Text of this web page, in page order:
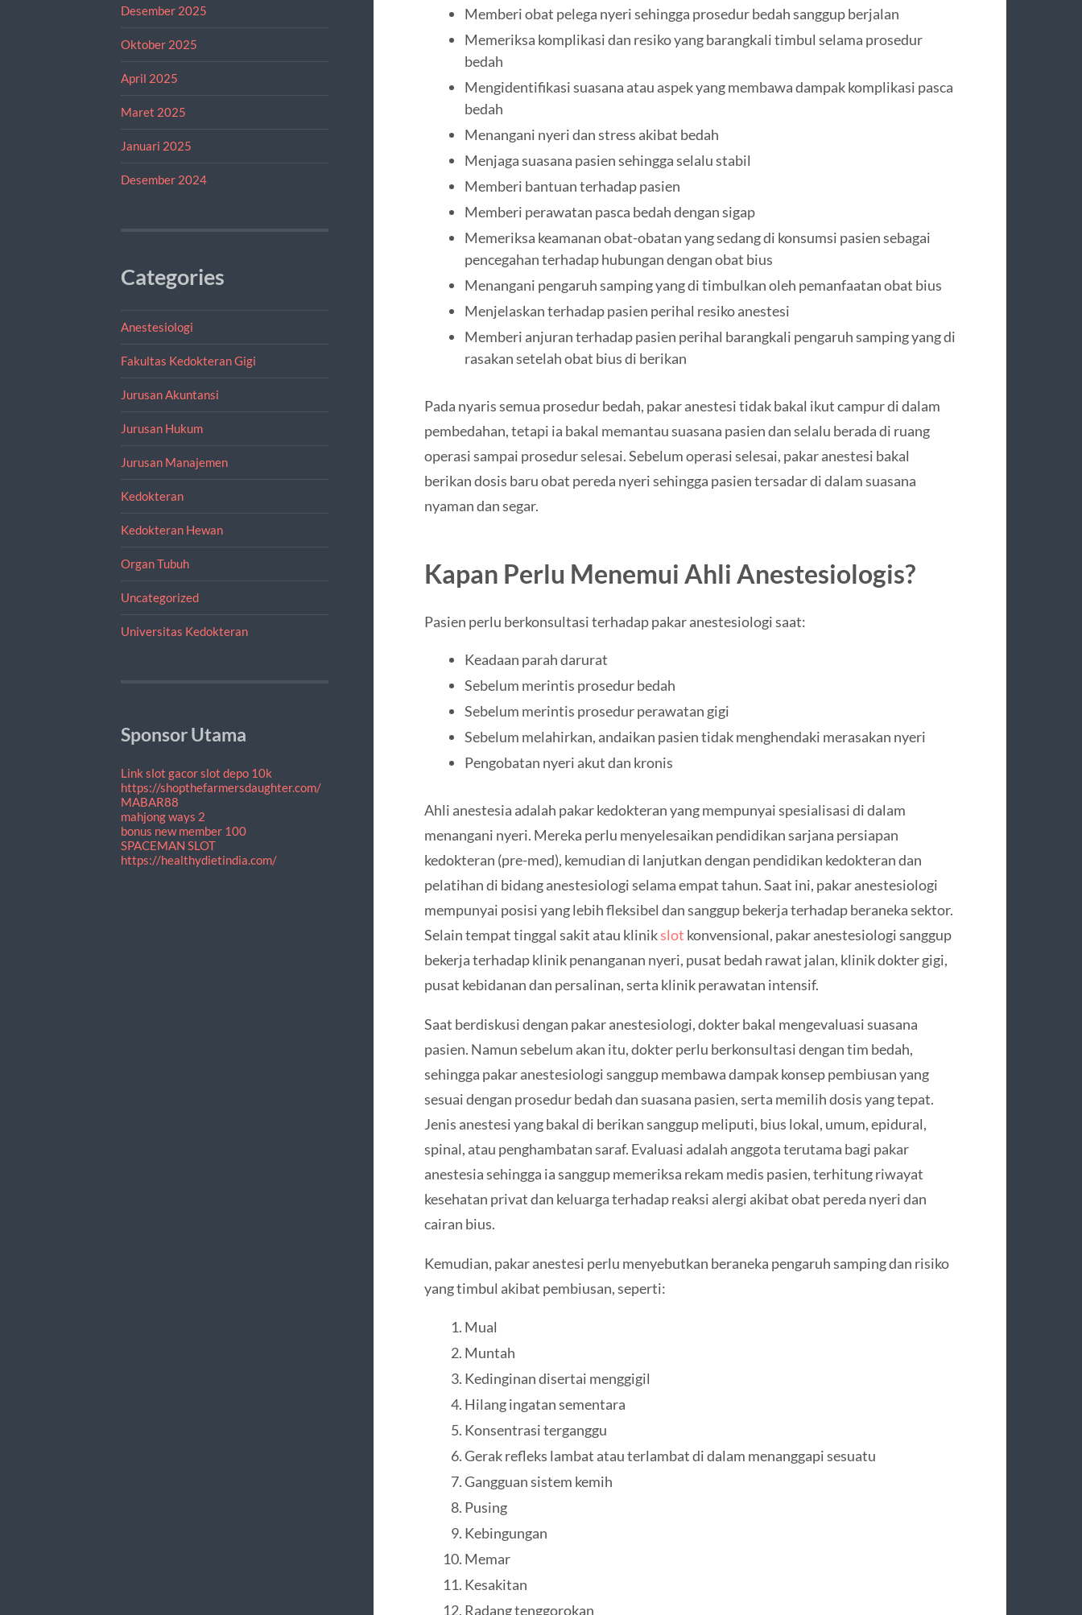
Desember 2025
Oktober 2025
April 2025
Maret 2025
Januari 2025
Desember 2024
Categories
Anestesiologi
Fakultas Kedokteran Gigi
Jurusan Akuntansi
Jurusan Hukum
Jurusan Manajemen
Kedokteran
Kedokteran Hewan
Organ Tubuh
Uncategorized
Universitas Kedokteran
Sponsor Utama
Link slot gacorslot depo 10k
https://shopthefarmersdaughter.com/
MABAR88
mahjong ways 2
bonus new member 100
SPACEMAN SLOT
https://healthydietindia.com/
Memberi obat pelega nyeri sehingga prosedur bedah sanggup berjalan
Memeriksa komplikasi dan resiko yang barangkali timbul selama prosedur
bedah
Mengidentifikasi suasana atau aspek yang membawa dampak komplikasi pasca
bedah
Menangani nyeri dan stress akibat bedah
Menjaga suasana pasien sehingga selalu stabil
Memberi bantuan terhadap pasien
Memberi perawatan pasca bedah dengan sigap
Memeriksa keamanan obat-obatan yang sedang di konsumsi pasien sebagai
pencegahan terhadap hubungan dengan obat bius
Menangani pengaruh samping yang di timbulkan oleh pemanfaatan obat bius
Menjelaskan terhadap pasien perihal resiko anestesi
Memberi anjuran terhadap pasien perihal barangkali pengaruh samping yang di
rasakan setelah obat bius di berikan
Pada nyaris semua prosedur bedah, pakar anestesi tidak bakal ikut campur di dalam
pembedahan, tetapi ia bakal memantau suasana pasien dan selalu berada di ruang
operasi sampai prosedur selesai. Sebelum operasi selesai, pakar anestesi bakal
berikan dosis baru obat pereda nyeri sehingga pasien tersadar di dalam suasana
nyaman dan segar.
Kapan Perlu Menemui Ahli Anestesiologis?
Pasien perlu berkonsultasi terhadap pakar anestesiologi saat:
Keadaan parah darurat
Sebelum merintis prosedur bedah
Sebelum merintis prosedur perawatan gigi
Sebelum melahirkan, andaikan pasien tidak menghendaki merasakan nyeri
Pengobatan nyeri akut dan kronis
Ahli anestesia adalah pakar kedokteran yang mempunyai spesialisasi di dalam
menangani nyeri. Mereka perlu menyelesaikan pendidikan sarjana persiapan
kedokteran (pre-med), kemudian di lanjutkan dengan pendidikan kedokteran dan
pelatihan di bidang anestesiologi selama empat tahun. Saat ini, pakar anestesiologi
mempunyai posisi yang lebih fleksibel dan sanggup bekerja terhadap beraneka sektor.
Selain tempat tinggal sakit atau klinikslot konvensional, pakar anestesiologi sanggup
bekerja terhadap klinik penanganan nyeri, pusat bedah rawat jalan, klinik dokter gigi,
pusat kebidanan dan persalinan, serta klinik perawatan intensif.
Saat berdiskusi dengan pakar anestesiologi, dokter bakal mengevaluasi suasana
pasien. Namun sebelum akan itu, dokter perlu berkonsultasi dengan tim bedah,
sehingga pakar anestesiologi sanggup membawa dampak konsep pembiusan yang
sesuai dengan prosedur bedah dan suasana pasien, serta memilih dosis yang tepat.
Jenis anestesi yang bakal di berikan sanggup meliputi, bius lokal, umum, epidural,
spinal, atau penghambatan saraf. Evaluasi adalah anggota terutama bagi pakar
anestesia sehingga ia sanggup memeriksa rekam medis pasien, terhitung riwayat
kesehatan privat dan keluarga terhadap reaksi alergi akibat obat pereda nyeri dan
cairan bius.
Kemudian, pakar anestesi perlu menyebutkan beraneka pengaruh samping dan risiko
yang timbul akibat pembiusan, seperti:
Mual
Muntah
Kedinginan disertai menggigil
Hilang ingatan sementara
Konsentrasi terganggu
Gerak refleks lambat atau terlambat di dalam menanggapi sesuatu
Gangguan sistem kemih
Pusing
Kebingungan
Memar
Kesakitan
Radang tenggorokan